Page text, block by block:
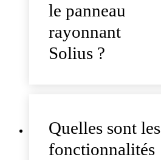
le panneau
rayonnant
Solius ?
Quelles sont les
fonctionnalités